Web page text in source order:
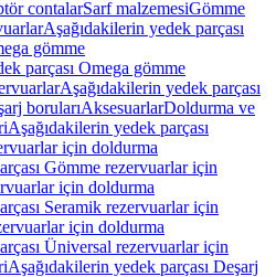
contalarSarf malzemesiGömme
Aşağıdakilerin yedek parçası
gömme
parçası Omega gömme
Aşağıdakilerin yedek parçası
borularıAksesuarlarDoldurma ve
Aşağıdakilerin yedek parçası
için doldurma
Gömme rezervuarlar için
için doldurma
Seramik rezervuarlar için
için doldurma
Üniversal rezervuarlar için
Aşağıdakilerin yedek parçası Deşarj